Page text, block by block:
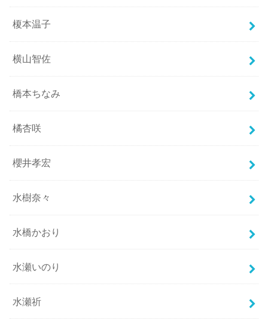
榎本温子
横山智佐
橋本ちなみ
橘杏咲
櫻井孝宏
水樹奈々
水橋かおり
水瀬いのり
水瀬祈